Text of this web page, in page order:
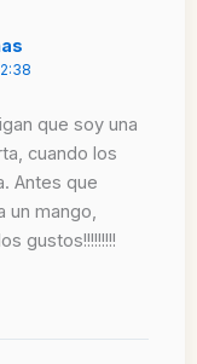
que soy una
cuando los
Antes que
un mango,
gustos!!!!!!!!!